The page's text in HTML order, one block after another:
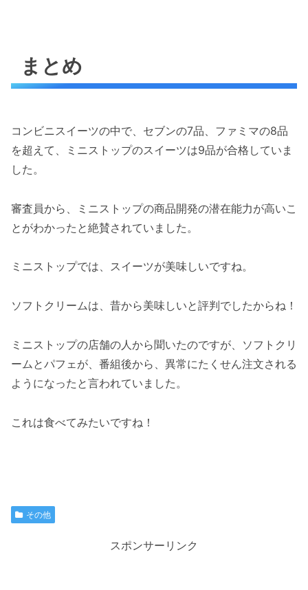
まとめ
コンビニスイーツの中で、セブンの7品、ファミマの8品
を超えて、ミニストップのスイーツは9品が合格していま
した。
審査員から、ミニストップの商品開発の潜在能力が高いこ
とがわかったと絶賛されていました。
ミニストップでは、スイーツが美味しいですね。
ソフトクリームは、昔から美味しいと評判でしたからね！
ミニストップの店舗の人から聞いたのですが、ソフトクリ
ームとパフェが、番組後から、異常にたくせん注文される
ようになったと言われていました。
これは食べてみたいですね！
その他
スポンサーリンク